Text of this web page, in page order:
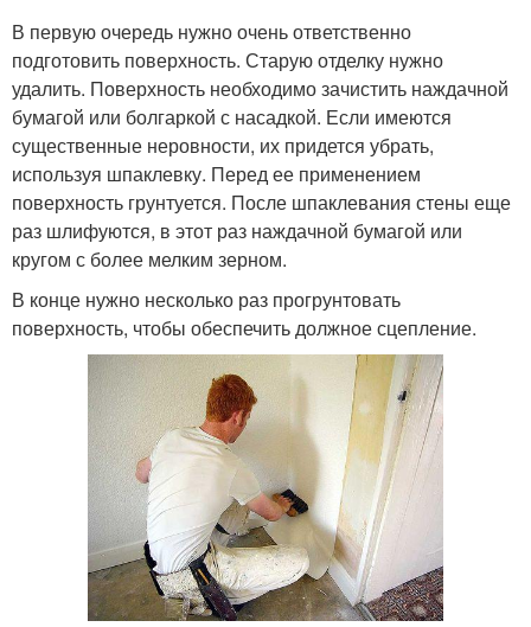
В первую очередь нужно очень ответственно
подготовить поверхность. Старую отделку нужно
удалить. Поверхность необходимо зачистить наждачной
бумагой или болгаркой с насадкой. Если имеются
существенные неровности, их придется убрать,
используя шпаклевку. Перед ее применением
поверхность грунтуется. После шпаклевания стены еще
раз шлифуются, в этот раз наждачной бумагой или
кругом с более мелким зерном.
В конце нужно несколько раз прогрунтовать
поверхность, чтобы обеспечить должное сцепление.